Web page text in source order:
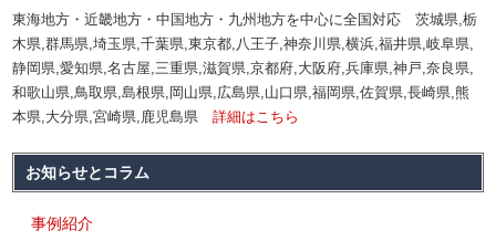
東海地方・近畿地方・中国地方・九州地方を中心に全国対応 茨城県,栃
木県,群馬県,埼玉県,千葉県,東京都,八王子,神奈川県,横浜,福井県,岐阜県,
静岡県,愛知県,名古屋,三重県,滋賀県,京都府,大阪府,兵庫県,神戸,奈良県,
和歌山県,鳥取県,島根県,岡山県,広島県,山口県,福岡県,佐賀県,長崎県,熊
本県,大分県,宮崎県,鹿児島県詳細はこちら
お知らせとコラム
事例紹介